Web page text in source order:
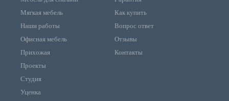
Мягкая мебель
Наши работы
Офисная мебель
Прихожая
Проекты
Студия
Уценка
Как купить
Вопрос ответ
Отзывы
Контакты